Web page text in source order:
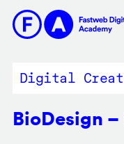
contenuto
Digital
BioDesign